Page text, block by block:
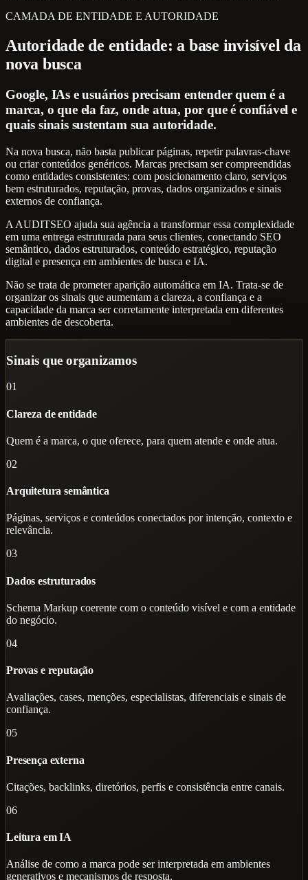
CAMADA DE ENTIDADE E AUTORIDADE
Autoridade de entidade: a base invisível da
nova busca
Google, IAs e usuários precisam entender quem é a
marca, o que ela faz, onde atua, por que é confiável e
quais sinais sustentam sua autoridade.
Na nova busca, não basta publicar páginas, repetir palavras-chave
ou criar conteúdos genéricos. Marcas precisam ser compreendidas
como entidades consistentes: com posicionamento claro, serviços
bem estruturados, reputação, provas, dados organizados e sinais
externos de confiança.
A AUDITSEO ajuda sua agência a transformar essa complexidade
em uma entrega estruturada para seus clientes, conectando SEO
semântico, dados estruturados, conteúdo estratégico, reputação
digital e presença em ambientes de busca e IA.
Não se trata de prometer aparição automática em IA. Trata-se de
organizar os sinais que aumentam a clareza, a confiança e a
capacidade da marca ser corretamente interpretada em diferentes
ambientes de descoberta.
Sinais que organizamos
01
Clareza de entidade
Quem é a marca, o que oferece, para quem atende e onde atua.
02
Arquitetura semântica
Páginas, serviços e conteúdos conectados por intenção, contexto e
relevância.
03
Dados estruturados
Schema Markup coerente com o conteúdo visível e com a entidade
do negócio.
04
Provas e reputação
Avaliações, cases, menções, especialistas, diferenciais e sinais de
confiança.
05
Presença externa
Citações, backlinks, diretórios, perfis e consistência entre canais.
06
Leitura em IA
Análise de como a marca pode ser interpretada em ambientes
generativos e mecanismos de resposta.